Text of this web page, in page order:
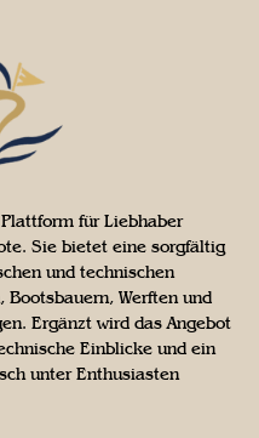
für Liebhaber
Sie bietet eine sorgfältig
und technischen
Werften und
Ergänzt wird das Angebot
Einblicke und ein
unter Enthusiasten